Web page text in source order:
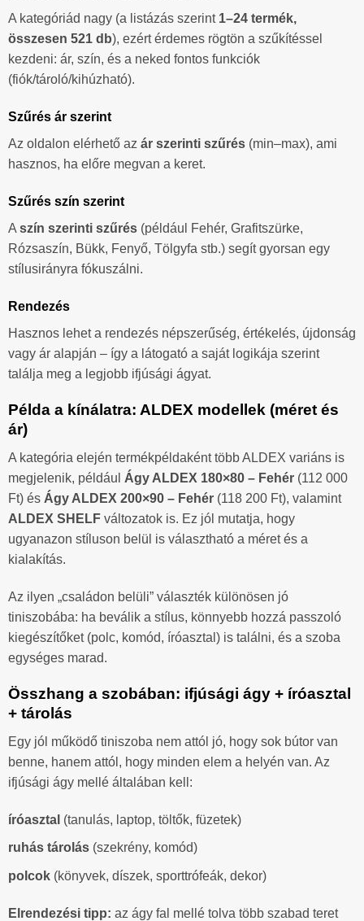
A kategóriád nagy (a listázás szerint 1–24 termék,
összesen 521 db), ezért érdemes rögtön a szűkítéssel
kezdeni: ár, szín, és a neked fontos funkciók
(fiók/tároló/kihúzható).
Szűrés ár szerint
Az oldalon elérhető az ár szerinti szűrés (min–max), ami
hasznos, ha előre megvan a keret.
Szűrés szín szerint
A szín szerinti szűrés (például Fehér, Grafitszürke,
Rózsaszín, Bükk, Fenyő, Tölgyfa stb.) segít gyorsan egy
stílusirányra fókuszálni.
Rendezés
Hasznos lehet a rendezés népszerűség, értékelés, újdonság
vagy ár alapján – így a látogató a saját logikája szerint
találja meg a legjobb ifjúsági ágyat.
Példa a kínálatra: ALDEX modellek (méret és
ár)
A kategória elején termékpéldaként több ALDEX variáns is
megjelenik, például Ágy ALDEX 180×80 – Fehér (112 000
Ft) és Ágy ALDEX 200×90 – Fehér (118 200 Ft), valamint
ALDEX SHELF változatok is. Ez jól mutatja, hogy
ugyanazon stíluson belül is választható a méret és a
kialakítás.
Az ilyen „családon belüli” választék különösen jó
tiniszobába: ha beválik a stílus, könnyebb hozzá passzoló
kiegészítőket (polc, komód, íróasztal) is találni, és a szoba
egységes marad.
Összhang a szobában: ifjúsági ágy + íróasztal
+ tárolás
Egy jól működő tiniszoba nem attól jó, hogy sok bútor van
benne, hanem attól, hogy minden elem a helyén van. Az
ifjúsági ágy mellé általában kell:
íróasztal (tanulás, laptop, töltők, füzetek)
ruhás tárolás (szekrény, komód)
polcok (könyvek, díszek, sporttrófeák, dekor)
Elrendezési tipp: az ágy fal mellé tolva több szabad teret